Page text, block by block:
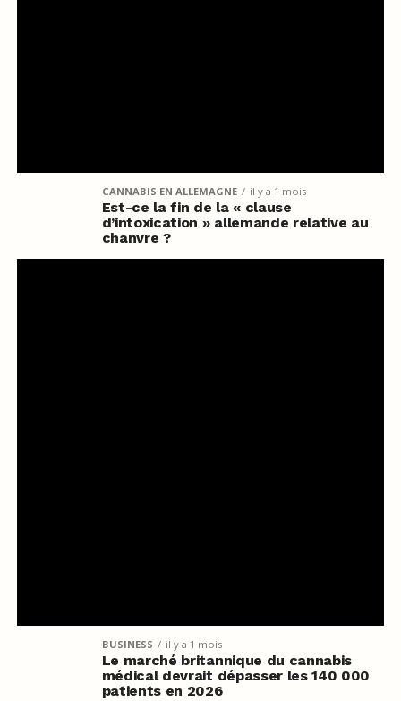
CANNABIS EN ALLEMAGNE il y a 1 mois
Est-ce la fin de la « clause
d’intoxication » allemande relative au
chanvre ?
BUSINESS il y a 1 mois
Le marché britannique du cannabis
médical devrait dépasser les 140 000
patients en 2026